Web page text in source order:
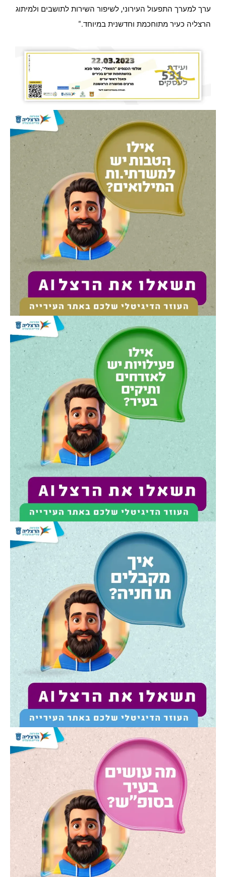
ערך למערך התפעול העירוני, לשיפור השירות לתושבים ולמיתוג
הרצליה כעיר מתוחכמת וחדשנית במיוחד."